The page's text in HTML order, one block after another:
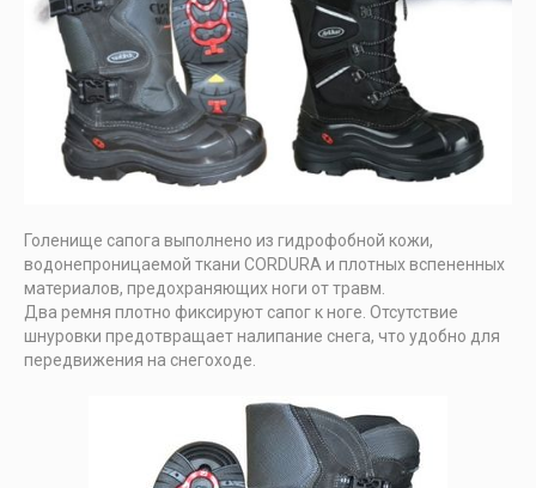
Голенище сапога выполнено из гидрофобной кожи,
водонепроницаемой ткани CORDURA и плотных вспененных
материалов, предохраняющих ноги от травм.
Два ремня плотно фиксируют сапог к ноге. Отсутствие
шнуровки предотвращает налипание снега, что удобно для
передвижения на снегоходе.